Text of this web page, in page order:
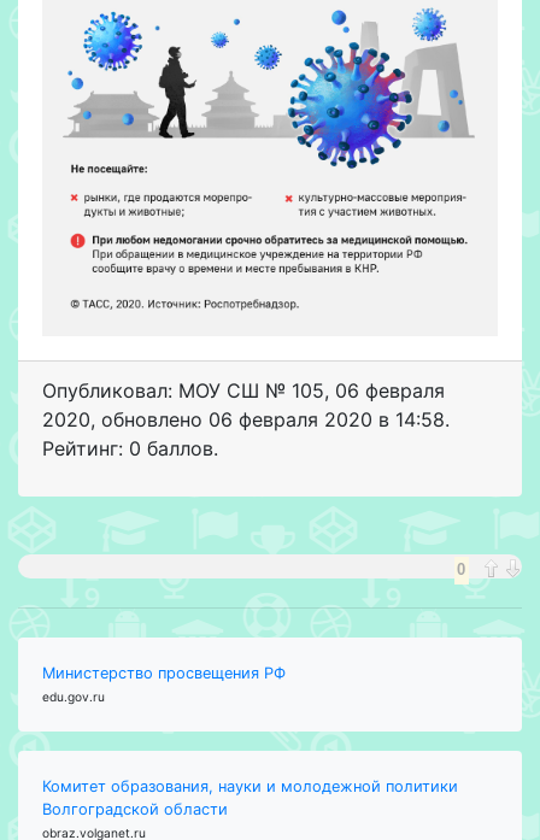
Опубликовал: МОУ СШ № 105, 06 февраля
2020, обновлено 06 февраля 2020 в 14:58.
Рейтинг: 0 баллов.
0
Министерство просвещения РФ
edu.gov.ru
Комитет образования, науки и молодежной политики
Волгоградской области
obraz.volganet.ru